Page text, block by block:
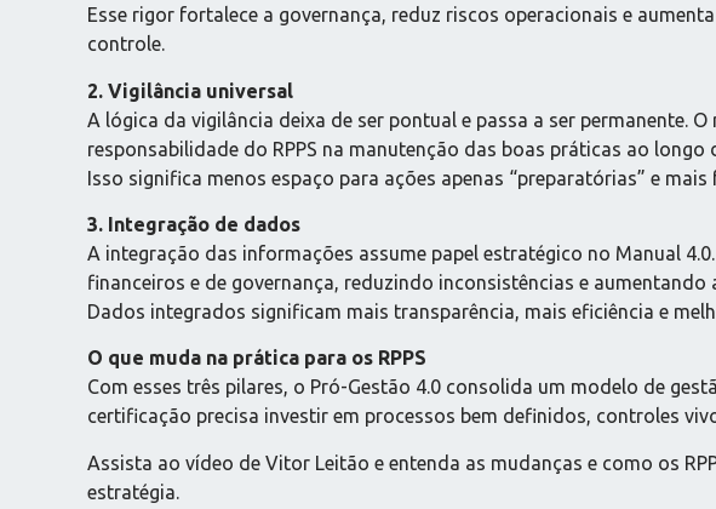
Esse rigor fortalece a governança, reduz riscos operacionais e
controle.
2. Vigilância universal
A lógica da vigilância deixa de ser pontual e passa a ser
responsabilidade do RPPS na manutenção das boas práticas ao
Isso significa menos espaço para ações apenas “preparatórias” e
3. Integração de dados
A integração das informações assume papel estratégico no Manual
financeiros e de governança, reduzindo inconsistências e
Dados integrados significam mais transparência, mais eficiência e
O que muda na prática para os RPPS
Com esses três pilares, o Pró-Gestão 4.0 consolida um modelo de
certificação precisa investir em processos bem definidos, controles
Assista ao vídeo de Vitor Leitão e entenda as mudanças e como os
estratégia.